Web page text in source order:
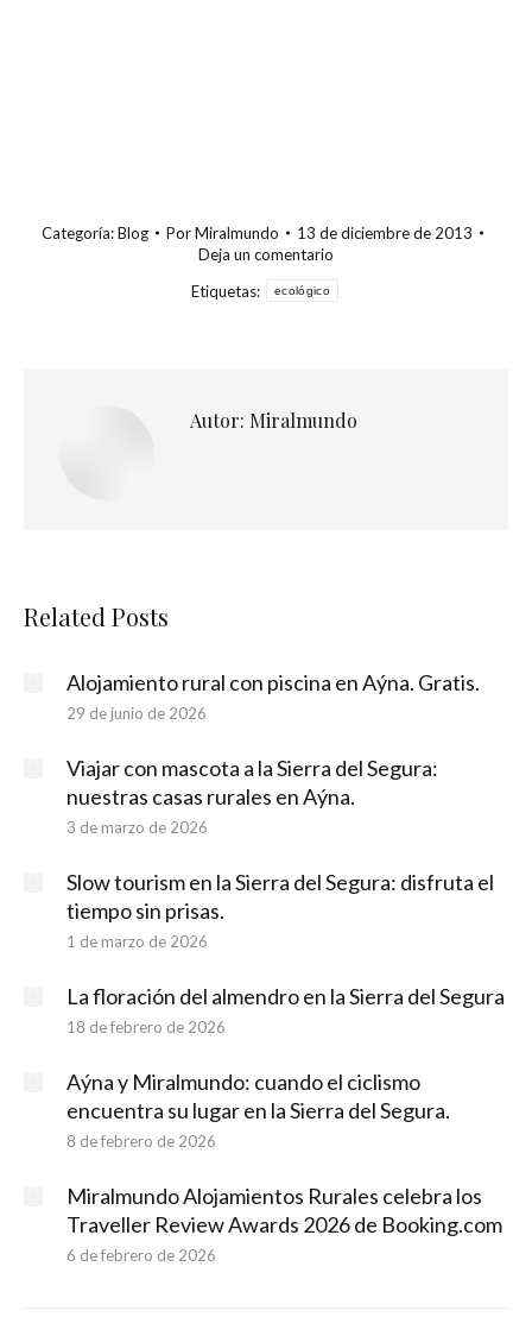
Categoría:Blog PorMiralmundo
13 de diciembre de 2013
Deja un comentario
Etiquetas:
ecológico
Autor: Miralmundo
Related Posts
Alojamiento rural con piscina en Aýna. Gratis.
29 de junio de 2026
Viajar con mascota a la Sierra del Segura:
nuestras casas rurales en Aýna.
3 de marzo de 2026
Slow tourism en la Sierra del Segura: disfruta el
tiempo sin prisas.
1 de marzo de 2026
La floración del almendro en la Sierra del Segura
18 de febrero de 2026
Aýna y Miralmundo: cuando el ciclismo
encuentra su lugar en la Sierra del Segura.
8 de febrero de 2026
Miralmundo Alojamientos Rurales celebra los
Traveller Review Awards 2026 de Booking.com
6 de febrero de 2026